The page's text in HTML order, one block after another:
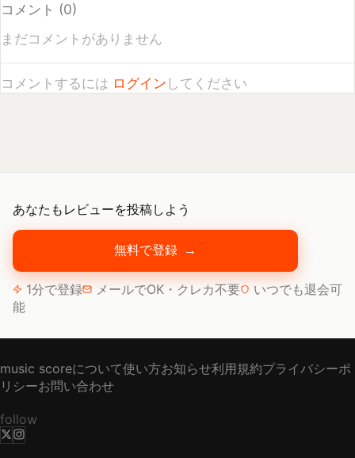
コメントするにはログイン してください
あなたもレビューを投稿しよう
無料で登録 →
1分で登録 メールでOK・クレカ不要
いつでも退会可
能
music scoreについて使い方お知らせ利用規約プライバシーポ
リシーお問い合わせ
follow